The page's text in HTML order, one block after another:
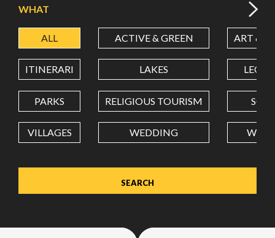
LATITUDE
LONGITUDE
Value in decimal degrees. Use dot (.) as decimal separator.
WHAT
ALL ACTIVE & GREEN ART &
ITINERARI LAKES
PARKS RELIGIOUS TOURISM
VILLAGES WEDDING